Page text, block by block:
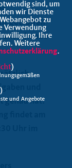
getroffen
anstehende
und
genau hat.
Uhr im
sind, um
wir Dienste
zu
Verwendung
Ihre
Weitere
.
)
)
und Angebote